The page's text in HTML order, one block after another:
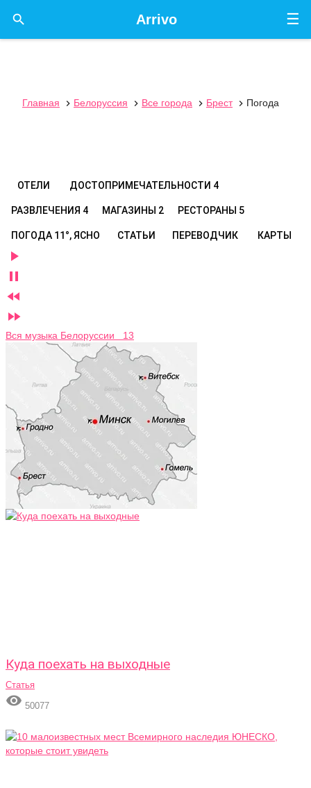
☰
Arrivo

Главная  Белоруссия  Все города  Брест  Погода
ОТЕЛИ ДОСТОПРИМЕЧАТЕЛЬНОСТИ 4
РАЗВЛЕЧЕНИЯ 4 МАГАЗИНЫ 2 РЕСТОРАНЫ 5
ПОГОДА 11°, ЯСНО СТАТЬИ ПЕРЕВОДЧИК КАРТЫ




Вся музыка Белоруссии 13
Куда поехать на выходные
Статья
 50077